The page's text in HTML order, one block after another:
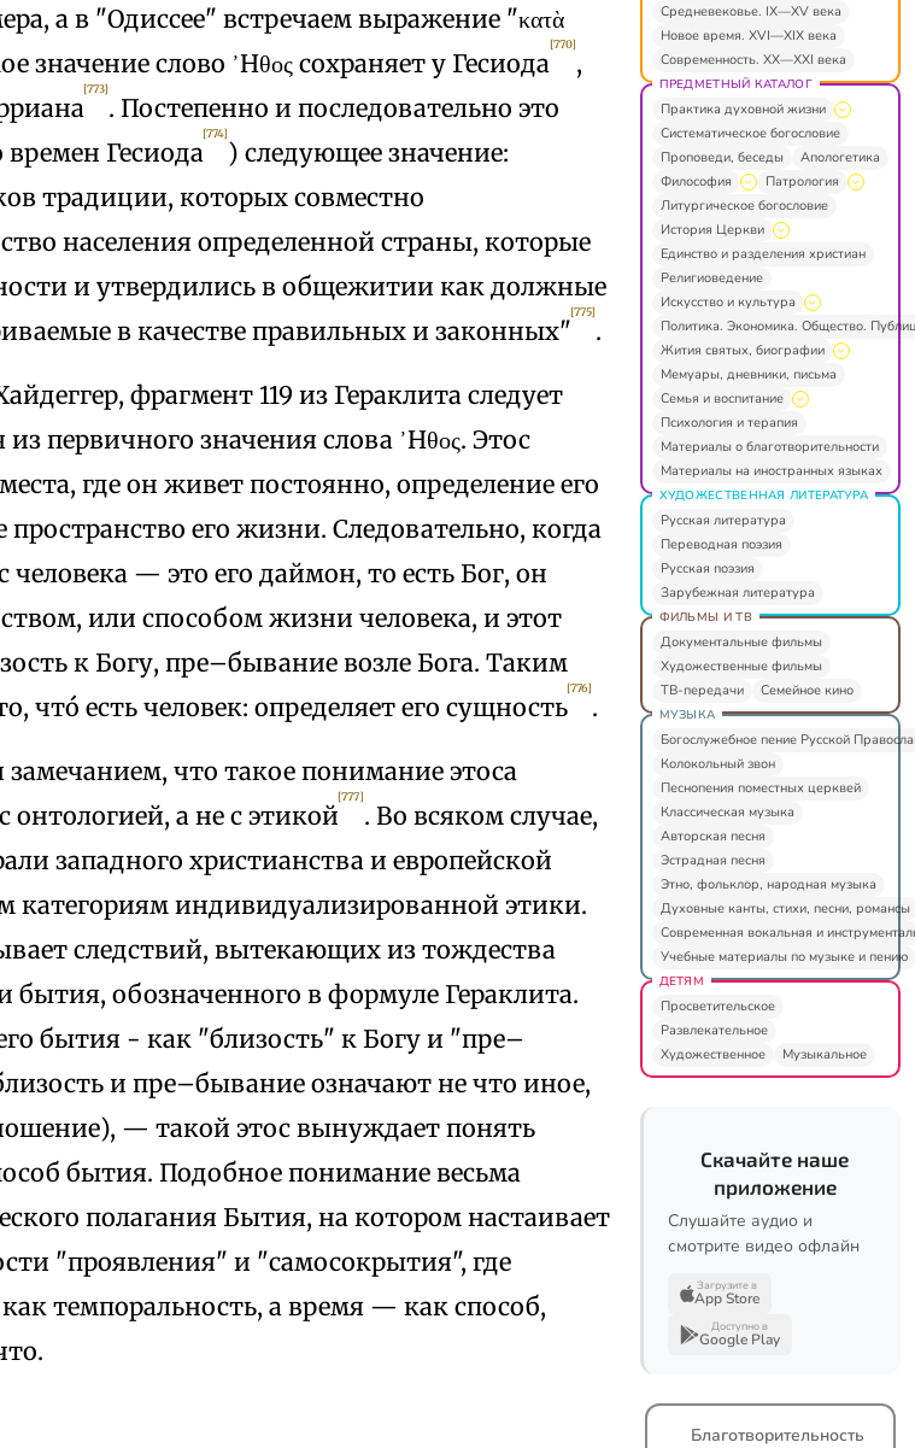
а в "Одиссее" встречаем выражение "κατὰ
значение слово ᾽Hθος сохраняет у Гесиода
[770]
,
[773]
. Постепенно и последовательно это
Гесиода
[774]
) следующее значение:
традиции, которых совместно
населения определенной страны, которые
и утвердились в общежитии как должные
в качестве правильных и законных"
[775]
.
фрагмент 119 из Гераклита следует
первичного значения слова ᾽Hθος. Этос
где он живет постоянно, определение его
его жизни. Следовательно, когда
человека — это его даймон, то есть Бог, он
или способом жизни человека, и этот
к Богу, пре–бывание возле Бога. Таким
чтó есть человек: определяет его сущность
[776]
.
замечанием, что такое понимание этоса
онтологией, а не с этикой
[777]
. Во всяком случае,
западного христианства и европейской
индивидуализированной этики.
следствий, вытекающих из тождества
бытия, обозначенного в формуле Гераклита.
бытия - как "близость" к Богу и "пре–
и пре–бывание означают не что иное,
— такой этос вынуждает понять
бытия. Подобное понимание весьма
полагания Бытия, на котором настаивает
"проявления" и "самосокрытия", где
темпоральность, а время — как способ,
Средневековье. IX—XV века
Новое время. XVI—XIX века
Современность. XX—XXI века
ПРЕДМЕТНЫЙ КАТАЛОГ
Практика духовной жизни
Систематическое богословие
Проповеди, беседы
Апологетика
Философия
Патрология
Литургическое богословие
История Церкви
Единство и разделения христиан
Религиоведение
Искусство и культура
Политика. Экономика. Общество.
Жития святых, биографии
Мемуары, дневники, письма
Семья и воспитание
Психология и терапия
Материалы о благотворительности
Материалы на иностранных языках
ХУДОЖЕСТВЕННАЯ ЛИТЕРАТУРА
Русская литература
Переводная поэзия
Русская поэзия
Зарубежная литература
ФИЛЬМЫ И ТВ
Документальные фильмы
Художественные фильмы
ТВ-передачи
Семейное кино
МУЗЫКА
Богослужебное пение Русской
Колокольный звон
Песнопения поместных церквей
Классическая музыка
Авторская песня
Эстрадная песня
Этно, фольклор, народная музыка
Духовные канты, стихи, песни, романсы
Современная вокальная и
Учебные материалы по музыке и пению
ДЕТЯМ
Просветительское
Развлекательное
Художественное
Музыкальное
Скачайте наше
приложение
Слушайте аудио и
смотрите видео офлайн
Загрузите в
App Store
Доступно в
Google Play
Благотворительность